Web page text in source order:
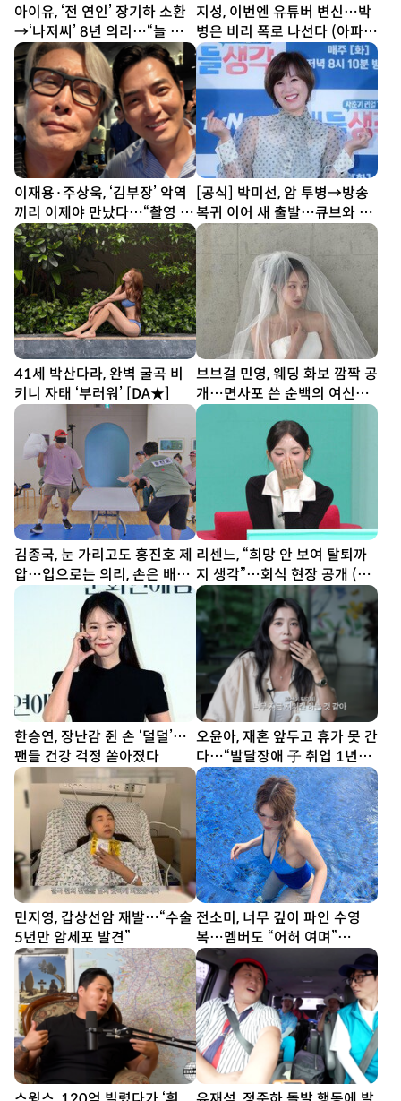
아이유, ‘전 연인’ 장기하 소환
→‘나저씨’ 8년 의리…“늘 든
든” [SD톡톡]
지성, 이번엔 유튜버 변신…박
병은 비리 폭로 나선다 (아파
트)
이재용·주상욱, ‘김부장’ 악역
끼리 이제야 만났다…“촬영 땐
한 번도 못 봐” [SD셀픽]
[공식] 박미선, 암 투병→방송
복귀 이어 새 출발…큐브와 6
년 동행 끝
41세 박산다라, 완벽 굴곡 비
키니 자태 ‘부러워’ [DA★]
브브걸 민영, 웨딩 화보 깜짝 공
개…면사포 쓴 순백의 여신
[DA★]
김종국, 눈 가리고도 홍진호 제
압…입으로는 의리, 손은 배신
(런닝맨)
리센느, “희망 안 보여 탈퇴까
지 생각”…회식 현장 공개 (전
참시)
한승연, 장난감 쥔 손 ‘덜덜’…
팬들 건강 걱정 쏟아졌다
오윤아, 재혼 앞두고 휴가 못 간
다…“발달장애 子 취업 1년
차” [SD톡톡]
민지영, 갑상선암 재발…“수술
5년만 암세포 발견”
전소미, 너무 깊이 파인 수영
복…멤버도 “어허 여며”
[DA★]